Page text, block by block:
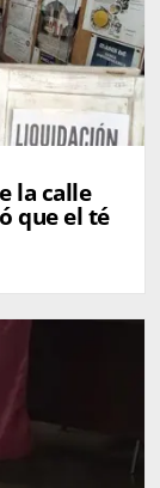
la calle
que el té